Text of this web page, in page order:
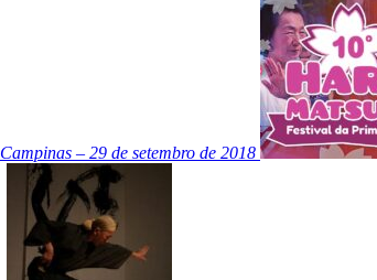
Campinas – 29 de setembro de 2018